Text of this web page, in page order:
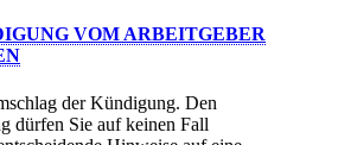
VOM ARBEITGEBER
der Kündigung. Den
dürfen Sie auf keinen Fall